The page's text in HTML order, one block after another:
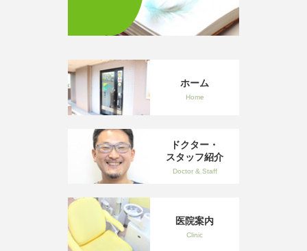
ホーム
Home
ドクター・
スタッフ紹介
Doctor & Staff
医院案内
Clinic